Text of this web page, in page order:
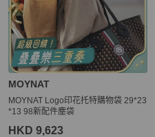
MOYNAT
MOYNAT Logo印花托特購物袋 29*23
*13 98新配件塵袋
HKD 9,623